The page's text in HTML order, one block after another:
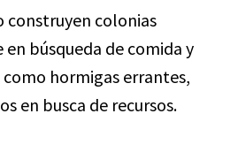
construyen colonias
búsqueda de comida y
hormigas errantes,
en busca de recursos.